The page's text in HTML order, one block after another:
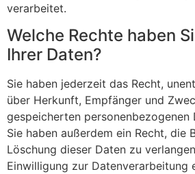
verarbeitet.
Welche Rechte haben
Ihrer Daten?
Sie haben jederzeit das Recht,
über Herkunft, Empfänger und
gespeicherten personenbezogenen
Sie haben außerdem ein Recht, die
Löschung dieser Daten zu
Einwilligung zur Datenverarbeitung